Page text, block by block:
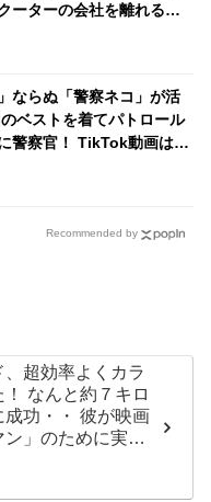
ーターの会社を離れるこ
ならぬ「警察ネコ」が活
ベストを着てパトロール
警察官！ TikTok動画は
記録［動画あり］ -
Recommended by
、超効率よくカラ
なんと約７キロ
功・・ 彼が映画
ン」のために実践